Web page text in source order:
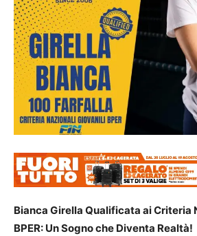
Bianca Girella Qualificata ai Criteria
BPER: Un Sogno che Diventa Realtà!